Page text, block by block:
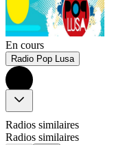
En cours
Radio Pop Lusa
Radios similaires
Radios similaires